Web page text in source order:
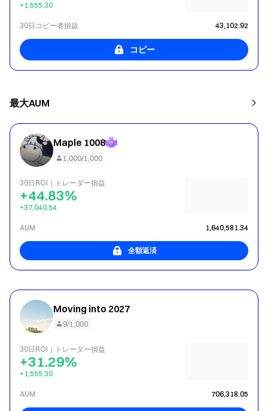
+1,555.30
30日コピー者損益 43,102.92
コピー
最大AUM
Maple 1008
1,000/1,000
30日ROI｜トレーダー損益
+44.83%
+37,040.54
AUM 1,640,581.34
全額返済
Moving into 2027
9/1,000
30日ROI｜トレーダー損益
+31.29%
+1,555.30
AUM 706,318.05